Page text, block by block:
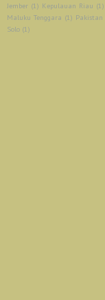
Jember (1) Kepulauan Riau (1)
Maluku Tenggara (1) Pakistan
Solo (1)